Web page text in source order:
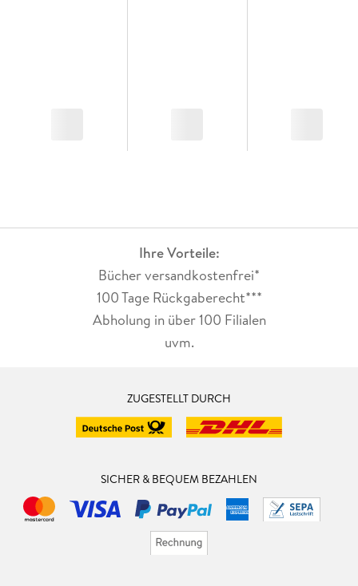
Ihre Vorteile:
Bücher versandkostenfrei*
100 Tage Rückgaberecht***
Abholung in über 100 Filialen
uvm.
ZUGESTELLT DURCH
SICHER & BEQUEM BEZAHLEN